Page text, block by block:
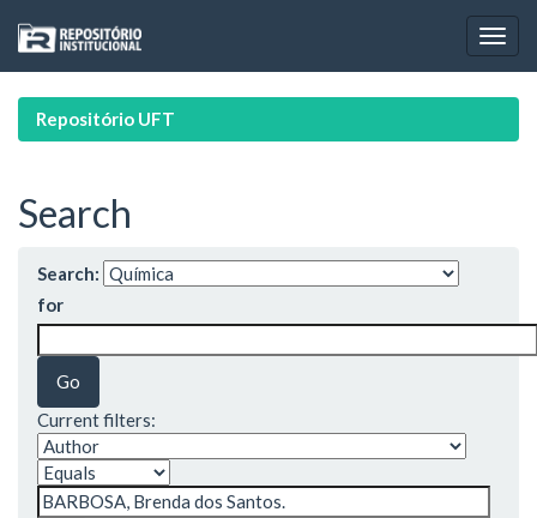
navigation
Repositório UFT
Search
Search:
for
Current filters: